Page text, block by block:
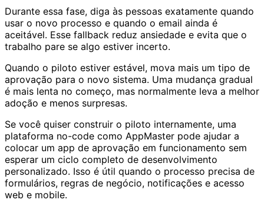
Durante essa fase, diga às pessoas exatamente quando
usar o novo processo e quando o email ainda é
aceitável. Esse fallback reduz ansiedade e evita que o
trabalho pare se algo estiver incerto.
Quando o piloto estiver estável, mova mais um tipo de
aprovação para o novo sistema. Uma mudança gradual
é mais lenta no começo, mas normalmente leva a melhor
adoção e menos surpresas.
Se você quiser construir o piloto internamente, uma
plataforma no-code como AppMaster pode ajudar a
colocar um app de aprovação em funcionamento sem
esperar um ciclo completo de desenvolvimento
personalizado. Isso é útil quando o processo precisa de
formulários, regras de negócio, notificações e acesso
web e mobile.